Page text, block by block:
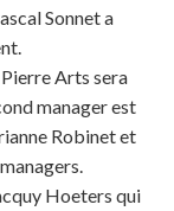
Sonnet a
Arts sera
manager est
Robinet et
Hoeters qui